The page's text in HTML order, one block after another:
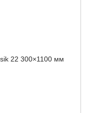
22 300×1100 мм